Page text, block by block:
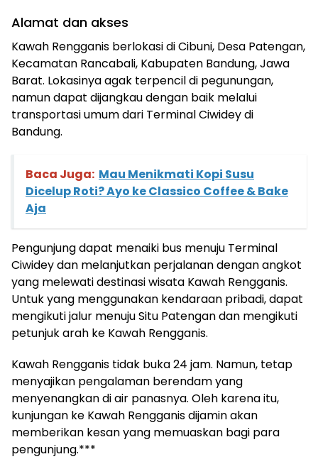
Alamat dan akses
Kawah Rengganis berlokasi di Cibuni, Desa Patengan,
Kecamatan Rancabali, Kabupaten Bandung, Jawa
Barat. Lokasinya agak terpencil di pegunungan,
namun dapat dijangkau dengan baik melalui
transportasi umum dari Terminal Ciwidey di
Bandung.
Baca Juga: Mau Menikmati Kopi Susu
Dicelup Roti? Ayo ke Classico Coffee & Bake
Aja
Pengunjung dapat menaiki bus menuju Terminal
Ciwidey dan melanjutkan perjalanan dengan angkot
yang melewati destinasi wisata Kawah Rengganis.
Untuk yang menggunakan kendaraan pribadi, dapat
mengikuti jalur menuju Situ Patengan dan mengikuti
petunjuk arah ke Kawah Rengganis.
Kawah Rengganis tidak buka 24 jam. Namun, tetap
menyajikan pengalaman berendam yang
menyenangkan di air panasnya. Oleh karena itu,
kunjungan ke Kawah Rengganis dijamin akan
memberikan kesan yang memuaskan bagi para
pengunjung.***